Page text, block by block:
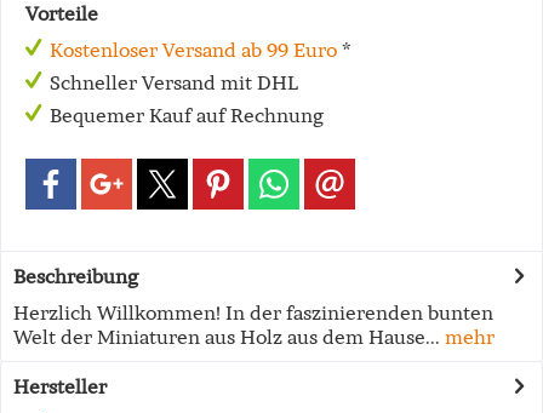
Vorteile
Kostenloser Versand ab 99 Euro *
Schneller Versand mit DHL
Bequemer Kauf auf Rechnung
Beschreibung
Herzlich Willkommen! In der faszinierenden bunten
Welt der Miniaturen aus Holz aus dem Hause... mehr
Hersteller